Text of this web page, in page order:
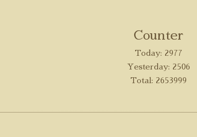
Counter
Today: 2977
Yesterday: 2506
Total: 2653999